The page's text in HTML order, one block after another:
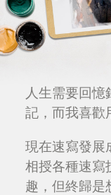
人生需要回
記，而我喜歡
現在速寫發展
相授各種速寫
趣，但終歸是